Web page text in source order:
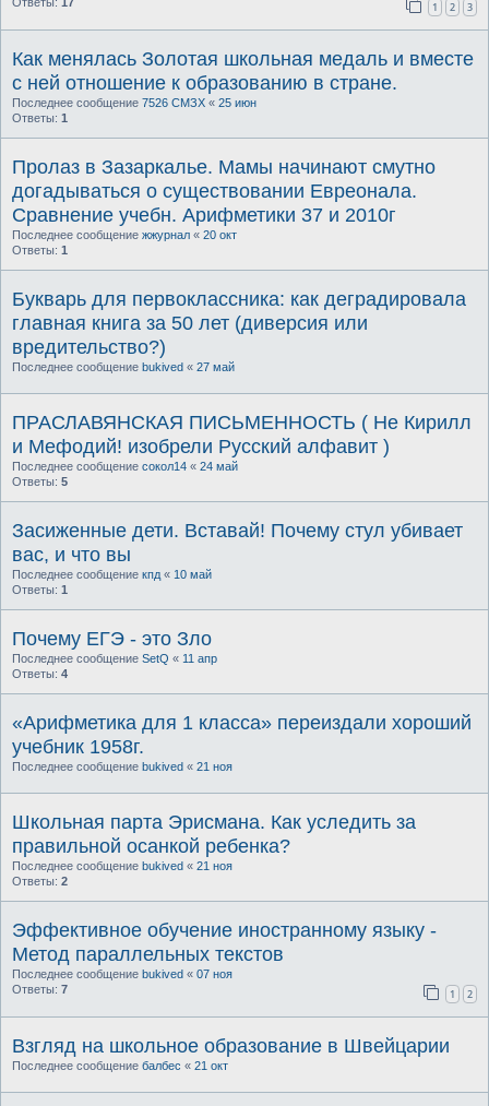
1 2 3
Как менялась Золотая школьная медаль и вместе
с ней отношение к образованию в стране.
Последнее сообщение 7526 СМЗХ « 25 июн
Ответы: 1
Пролаз в Зазаркалье. Мамы начинают смутно
догадываться о существовании Евреонала.
Сравнение учебн. Арифметики 37 и 2010г
Последнее сообщение жжурнал « 20 окт
Ответы: 1
Букварь для первоклассника: как деградировала
главная книга за 50 лет (диверсия или
вредительство?)
Последнее сообщение bukived « 27 май
ПРАСЛАВЯНСКАЯ ПИСЬМЕННОСТЬ ( Не Кирилл
и Мефодий! изобрели Русский алфавит )
Последнее сообщение сокол14 « 24 май
Ответы: 5
Засиженные дети. Вставай! Почему стул убивает
вас, и что вы
Последнее сообщение кпд « 10 май
Ответы: 1
Почему ЕГЭ - это Зло
Последнее сообщение SetQ « 11 апр
Ответы: 4
«Арифметика для 1 класса» переиздали хороший
учебник 1958г.
Последнее сообщение bukived « 21 ноя
Школьная парта Эрисмана. Как уследить за
правильной осанкой ребенка?
Последнее сообщение bukived « 21 ноя
Ответы: 2
Эффективное обучение иностранному языку -
Метод параллельных текстов
Последнее сообщение bukived « 07 ноя
Ответы: 7 1 2
Взгляд на школьное образование в Швейцарии
Последнее сообщение балбес « 21 окт